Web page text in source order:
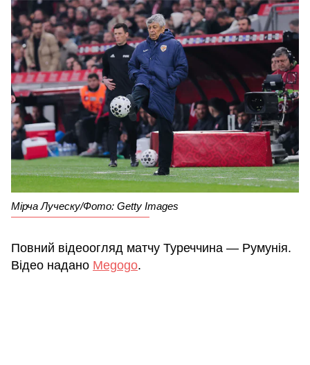
Мірча Луческу/Фото: Getty Images
Повний відеоогляд матчу Туреччина — Румунія.
Відео надано Megogo.